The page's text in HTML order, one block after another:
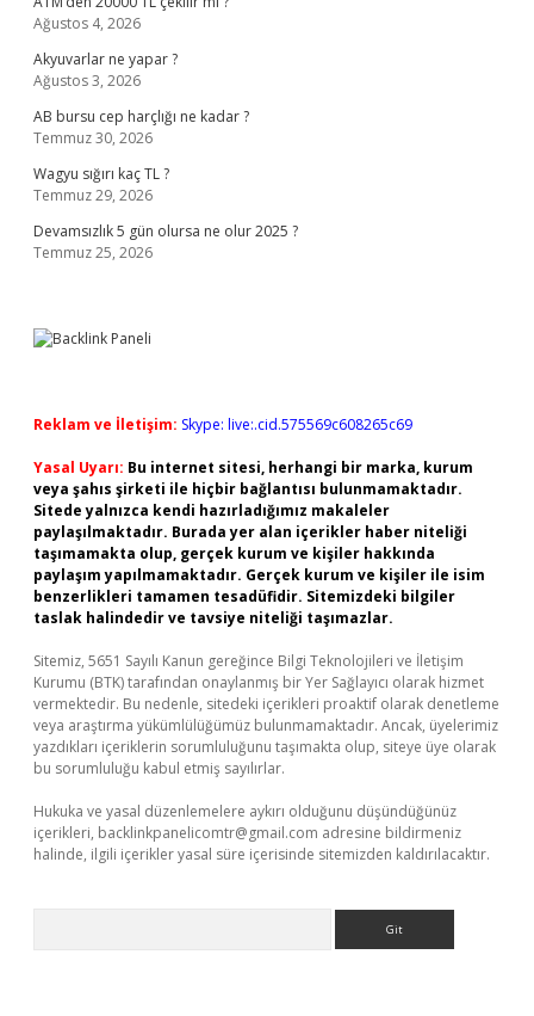
Ağustos 4, 2026
Akyuvarlar ne yapar ?
Ağustos 3, 2026
AB bursu cep harçlığı ne kadar ?
Temmuz 30, 2026
Wagyu sığırı kaç TL ?
Temmuz 29, 2026
Devamsızlık 5 gün olursa ne olur 2025 ?
Temmuz 25, 2026
Reklam ve İletişim: Skype: live:.cid.575569c608265c69
Yasal Uyarı: Bu internet sitesi, herhangi bir marka, kurum
veya şahıs şirketi ile hiçbir bağlantısı bulunmamaktadır.
Sitede yalnızca kendi hazırladığımız makaleler
paylaşılmaktadır. Burada yer alan içerikler haber niteliği
taşımamakta olup, gerçek kurum ve kişiler hakkında
paylaşım yapılmamaktadır. Gerçek kurum ve kişiler ile isim
benzerlikleri tamamen tesadüfidir. Sitemizdeki bilgiler
taslak halindedir ve tavsiye niteliği taşımazlar.
Sitemiz, 5651 Sayılı Kanun gereğince Bilgi Teknolojileri ve İletişim
Kurumu (BTK) tarafından onaylanmış bir Yer Sağlayıcı olarak hizmet
vermektedir. Bu nedenle, sitedeki içerikleri proaktif olarak denetleme
veya araştırma yükümlülüğümüz bulunmamaktadır. Ancak, üyelerimiz
yazdıkları içeriklerin sorumluluğunu taşımakta olup, siteye üye olarak
bu sorumluluğu kabul etmiş sayılırlar.
Hukuka ve yasal düzenlemelere aykırı olduğunu düşündüğünüz
içerikleri, backlinkpanelicomtr@gmail.com adresine bildirmeniz
halinde, ilgili içerikler yasal süre içerisinde sitemizden kaldırılacaktır.